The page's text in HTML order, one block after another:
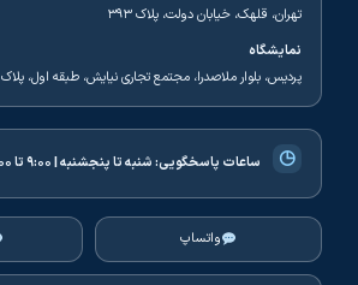
تهران، قلهک، خیابان دولت، پلاک ۳۹۳
نمایشگاه
پردیس، بلوار ملاصدرا، مجتمع تجاری نیایش، طبقه اول، پلاک ۴
◷ ساعات پاسخگویی:شنبه تا پنجشنبه | ۹:۰۰ تا ۱۷:۰۰
واتساپ